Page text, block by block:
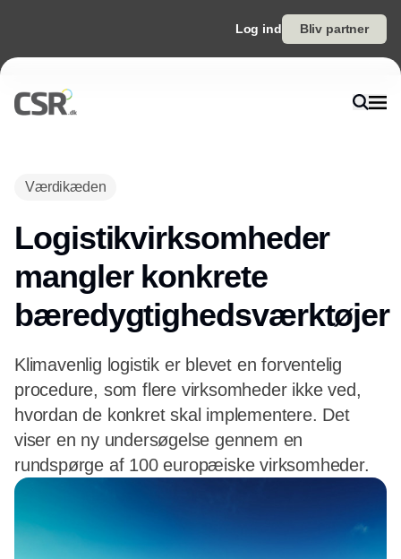
Log ind Bliv partner
Værdikæden
Logistikvirksomheder
mangler konkrete
bæredygtighedsværktøjer
Klimavenlig logistik er blevet en forventelig
procedure, som flere virksomheder ikke ved,
hvordan de konkret skal implementere. Det
viser en ny undersøgelse gennem en
rundspørge af 100 europæiske virksomheder.